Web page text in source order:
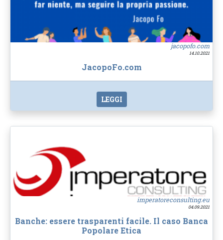
jacopofo.com
14.10.2021
JacopoFo.com
LEGGI
imperatoreconsulting.eu
04.09.2021
Banche: essere trasparenti facile. Il caso Banca
Popolare Etica